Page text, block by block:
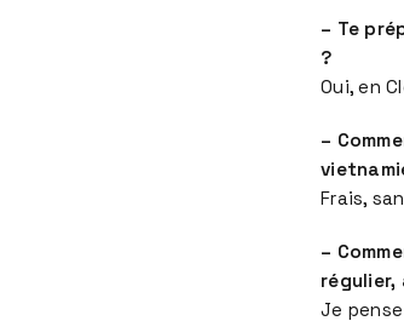
– Te
?
Oui, en
–
Frais,
–
Je